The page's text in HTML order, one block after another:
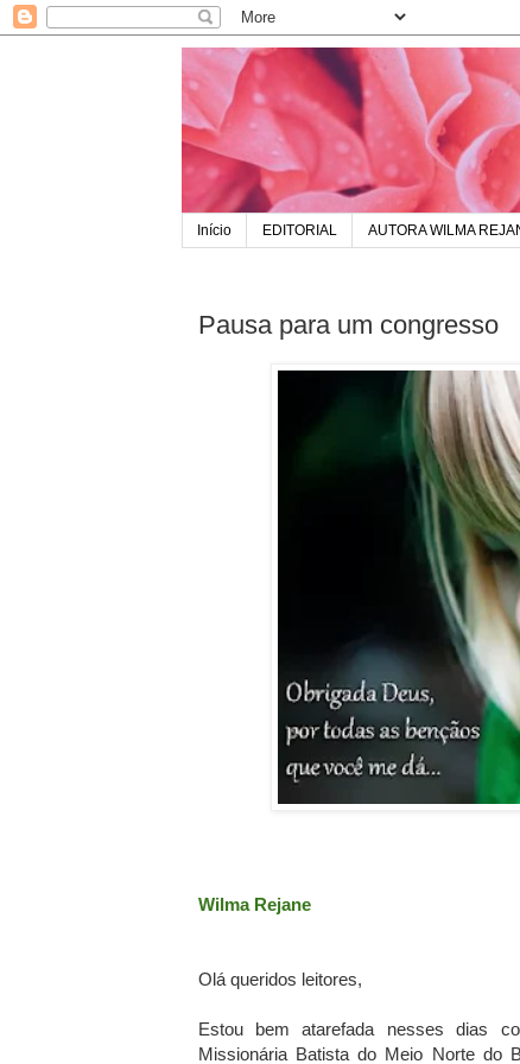
Início EDITORIAL AUTORA WILMA
Pausa para um congresso
Wilma Rejane
Olá queridos leitores,
Estou bem atarefada nesses dias
Missionária Batista do Meio Norte do